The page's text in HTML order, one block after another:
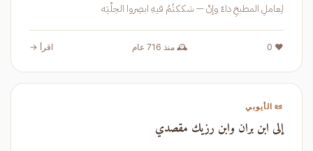
لِعاملِ المطبخِ داءٌ وإنْ — شككتُمُ فيهِ ابصِروا الحِلْيَه
❤️ 0 🕰️ منذ 716 عام اقرأ →
📜 الأيوبي
إلى ابن بران وابن رزيك مقصدي